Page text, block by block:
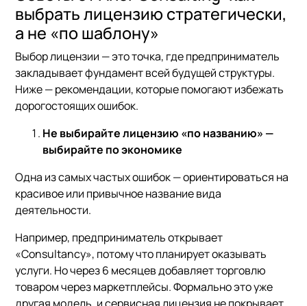
выбрать лицензию стратегически,
а не «по шаблону»
Выбор лицензии — это точка, где предприниматель
закладывает фундамент всей будущей структуры.
Ниже — рекомендации, которые помогают избежать
дорогостоящих ошибок.
Не выбирайте лицензию «по названию» —
выбирайте по экономике
Одна из самых частых ошибок — ориентироваться на
красивое или привычное название вида
деятельности.
Например, предприниматель открывает
«Consultancy», потому что планирует оказывать
услуги. Но через 6 месяцев добавляет торговлю
товаром через маркетплейсы. Формально это уже
другая модель, и сервисная лицензия не покрывает